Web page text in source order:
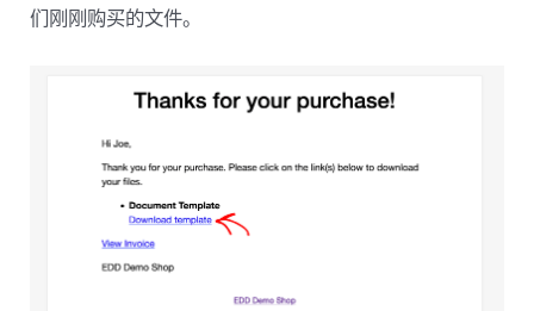
们刚刚购买的文件。